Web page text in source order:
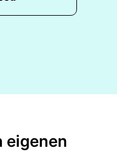
eigenen